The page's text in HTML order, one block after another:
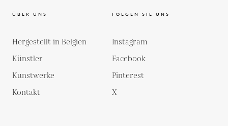
ÜBER UNS
Hergestellt in Belgien
Künstler
Kunstwerke
Kontakt
FOLGEN SIE UNS
Instagram
Facebook
Pinterest
X